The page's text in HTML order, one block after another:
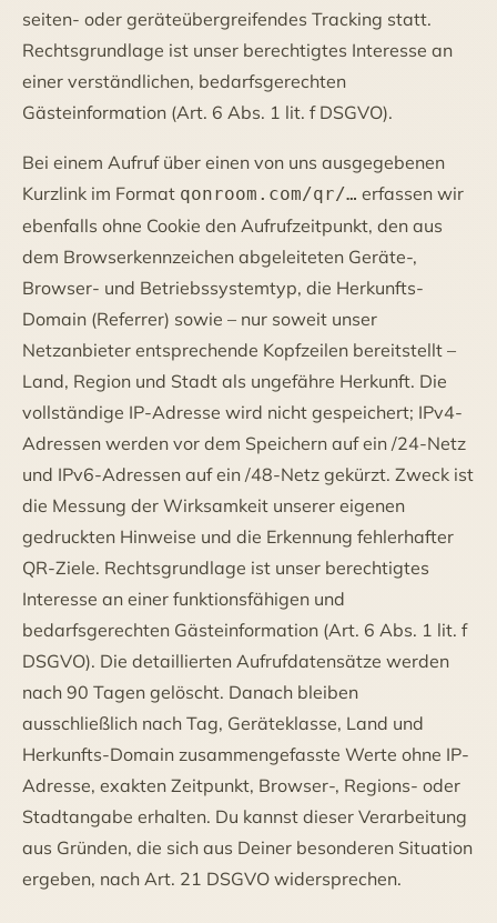
seiten- oder geräteübergreifendes Tracking statt.
Rechtsgrundlage ist unser berechtigtes Interesse an
einer verständlichen, bedarfsgerechten
Gästeinformation (Art. 6 Abs. 1 lit. f DSGVO).
Bei einem Aufruf über einen von uns ausgegebenen
Kurzlink im Format qonroom.com/qr/… erfassen wir
ebenfalls ohne Cookie den Aufrufzeitpunkt, den aus
dem Browserkennzeichen abgeleiteten Geräte-,
Browser- und Betriebssystemtyp, die Herkunfts-
Domain (Referrer) sowie – nur soweit unser
Netzanbieter entsprechende Kopfzeilen bereitstellt –
Land, Region und Stadt als ungefähre Herkunft. Die
vollständige IP-Adresse wird nicht gespeichert; IPv4-
Adressen werden vor dem Speichern auf ein /24-Netz
und IPv6-Adressen auf ein /48-Netz gekürzt. Zweck ist
die Messung der Wirksamkeit unserer eigenen
gedruckten Hinweise und die Erkennung fehlerhafter
QR-Ziele. Rechtsgrundlage ist unser berechtigtes
Interesse an einer funktionsfähigen und
bedarfsgerechten Gästeinformation (Art. 6 Abs. 1 lit. f
DSGVO). Die detaillierten Aufrufdatensätze werden
nach 90 Tagen gelöscht. Danach bleiben
ausschließlich nach Tag, Geräteklasse, Land und
Herkunfts-Domain zusammengefasste Werte ohne IP-
Adresse, exakten Zeitpunkt, Browser-, Regions- oder
Stadtangabe erhalten. Du kannst dieser Verarbeitung
aus Gründen, die sich aus Deiner besonderen Situation
ergeben, nach Art. 21 DSGVO widersprechen.